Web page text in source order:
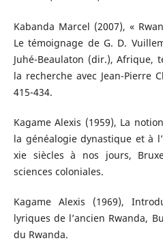
Kabanda Marcel (2007), «
Le témoignage de G. D.
Juhé-Beaulaton (dir.), Afrique,
la recherche avec Jean-Pierre
415-434.
Kagame Alexis (1959), La
la généalogie dynastique et à
xie siècles à nos jours,
sciences coloniales.
Kagame Alexis (1969),
lyriques de l’ancien Rwanda,
du Rwanda.